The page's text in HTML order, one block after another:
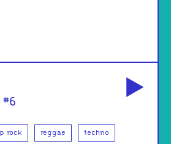
rock reggae techno